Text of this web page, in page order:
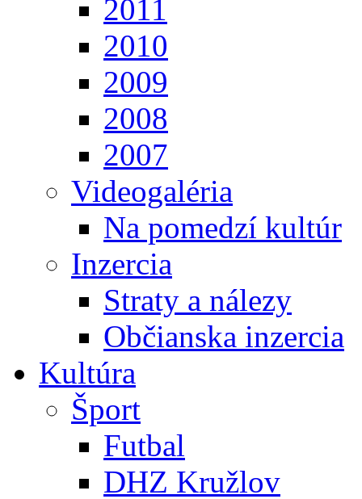
2011
2010
2009
2008
2007
Videogaléria
Na pomedzí kultúr
Inzercia
Straty a nálezy
Občianska inzercia
Kultúra
Šport
Futbal
DHZ Kružlov